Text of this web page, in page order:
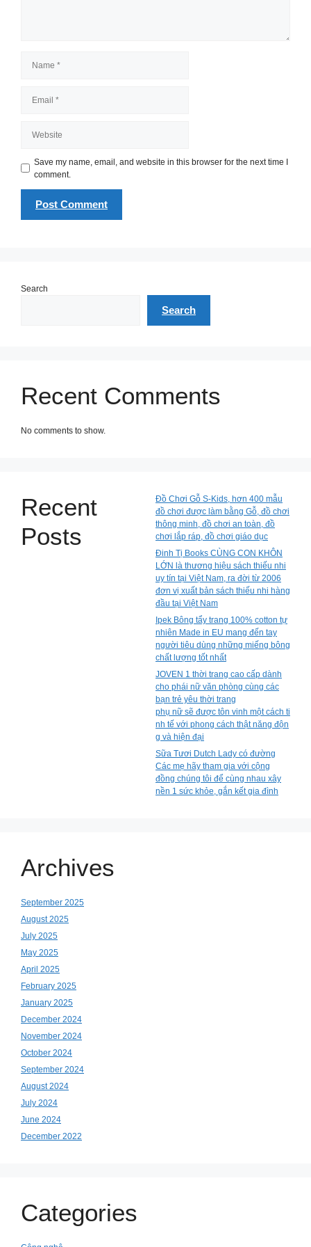
Save my name, email, and website in this browser for the next time I
comment.
Search
Search
Recent Comments
No comments to show.
Recent
Posts
Đồ Chơi Gỗ S-Kids, hơn 400 mẫu
đồ chơi được làm bằng Gỗ, đồ chơi
thông minh, đồ chơi an toàn, đồ
chơi lắp ráp, đồ chơi giáo dục
Đinh Tị Books CÙNG CON KHÔN
LỚN là thương hiệu sách thiếu nhi
uy tín tại Việt Nam, ra đời từ 2006
đơn vị xuất bản sách thiếu nhi hàng
đầu tại Việt Nam
Ipek Bông tẩy trang 100% cotton tự
nhiên Made in EU mang đến tay
người tiêu dùng những miếng bông
chất lượng tốt nhất
JOVEN 1 thời trang cao cấp dành
cho phái nữ văn phòng cùng các
bạn trẻ yêu thời trang
phụ nữ sẽ được tôn vinh một cách ti
nh tế với phong cách thật năng độn
g và hiện đại
Sữa Tươi Dutch Lady có đường
Các mẹ hãy tham gia với cộng
đồng chúng tôi để cùng nhau xây
nền 1 sức khỏe, gắn kết gia đình
Archives
September 2025
August 2025
July 2025
May 2025
April 2025
February 2025
January 2025
December 2024
November 2024
October 2024
September 2024
August 2024
July 2024
June 2024
December 2022
Categories